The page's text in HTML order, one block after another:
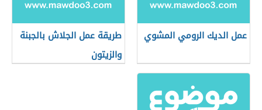
عمل الديك الرومي المشوي
طريقة عمل الجلاش بالجبنة
والزيتون